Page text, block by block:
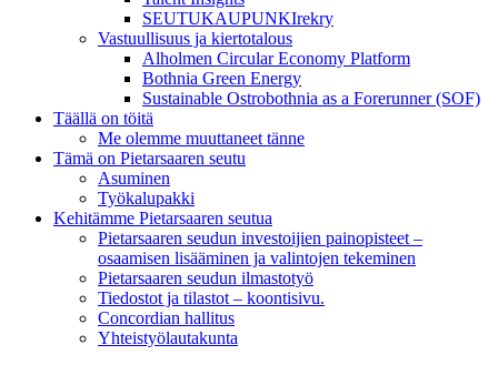
SEUTUKAUPUNKIrekry
Vastuullisuus ja kiertotalous
Alholmen Circular Economy Platform
Bothnia Green Energy
Sustainable Ostrobothnia as a Forerunner (SOF)
Täällä on töitä
Me olemme muuttaneet tänne
Tämä on Pietarsaaren seutu
Asuminen
Työkalupakki
Kehitämme Pietarsaaren seutua
Pietarsaaren seudun investoijien painopisteet –
osaamisen lisääminen ja valintojen tekeminen
Pietarsaaren seudun ilmastotyö
Tiedostot ja tilastot – koontisivu.
Concordian hallitus
Yhteistyölautakunta